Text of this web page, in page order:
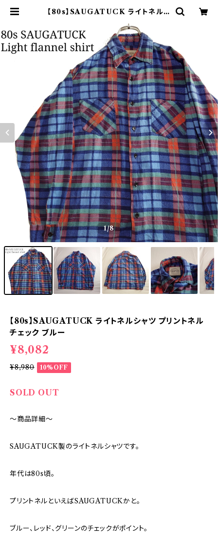
【80s】SAUGATUCK ライトネルシ
オンライン古着屋 9chord
1/8
【80s】SAUGATUCK ライトネルシャツ プリントネル
チェック ブルー
¥8,082
¥8,980 10%OFF
SOLD OUT
～商品詳細～
SAUGATUCK製のライトネルシャツです。
年代は80s頃。
プリントネルといえばSAUGATUCKかと。
ブルー、レッド、グリーンのチェックがポイント。